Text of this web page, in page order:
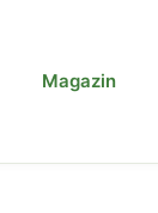
Magazin